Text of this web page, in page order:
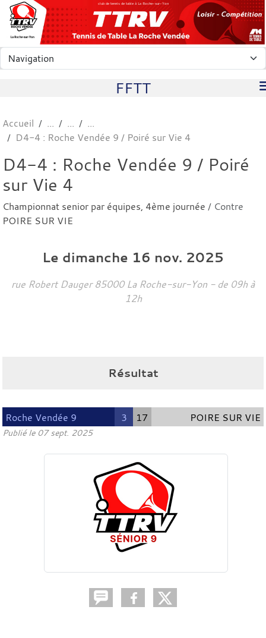
club de tennis de table à La Roche-sur-Yon
FFTT
Accueil
D4-4 : Roche Vendée 9 / Poiré sur Vie 4
D4-4 : Roche Vendée 9 / Poiré
sur Vie 4
Championnat senior par équipes, 4ème journée / Contre
POIRE SUR VIE
Le dimanche 16 nov. 2025
rue Robert Dauger 85000 La Roche-sur-Yon - de 09h à
12h
Résultat
Roche Vendée 9 3 17 POIRE SUR VIE
Publié le 07 sept. 2025
Panneau de gestion des cookies